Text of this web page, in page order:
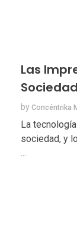
Las
Sociedad
by Concéntrika
La
sociedad, y
...